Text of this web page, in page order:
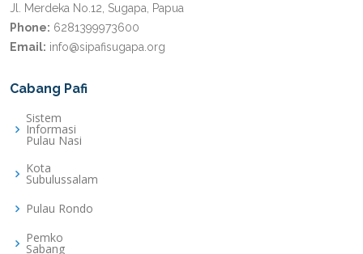
Jl. Merdeka No.12, Sugapa, Papua
Phone: 6281399973600
Email: info@sipafisugapa.org
Cabang Pafi
Sistem
Informasi
Pulau Nasi
Kota
Subulussalam
Pulau Rondo
Pemko
Sabang